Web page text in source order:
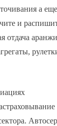
а
и
отдача